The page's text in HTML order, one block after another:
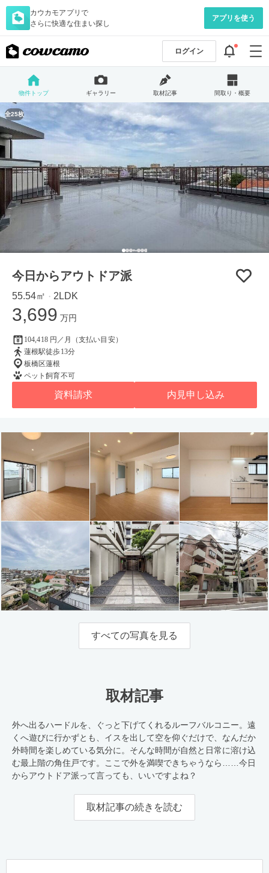
カウカモアプリで
さらに快適な住まい探し
アプリを使う
ログイン
物件トップ ギャラリー 取材記事 間取り・概要
全25枚
今日からアウトドア派
55.54㎡ ・ 2LDK
3,699 万円
104,418 円／月（支払い目安）
蓮根駅徒歩13分
板橋区蓮根
ペット飼育不可
資料請求 内見申し込み
すべての写真を見る
取材記事
外へ出るハードルを、ぐっと下げてくれるルーフバルコニー。遠
くへ遊びに行かずとも、イスを出して空を仰ぐだけで、なんだか
外時間を楽しめている気分に。そんな時間が自然と日常に溶け込
む最上階の角住戸です。ここで外を満喫できちゃうなら……今日
からアウトドア派って言っても、いいですよね？
取材記事の続きを読む